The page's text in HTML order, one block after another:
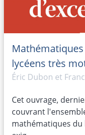
lycéens très
Éric Dubon et
Cet ouvrage,
couvrant
mathématiques